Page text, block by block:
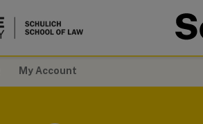
My Account